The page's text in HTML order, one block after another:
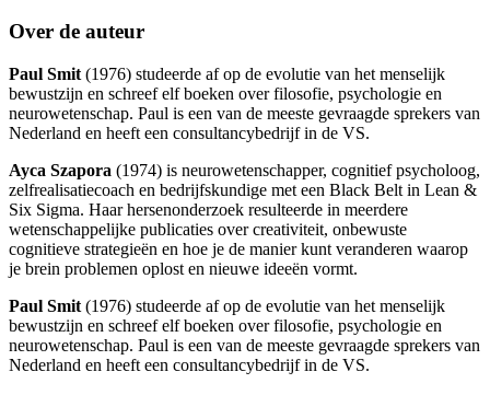
Over de auteur
Paul Smit (1976) studeerde af op de evolutie van het menselijk
bewustzijn en schreef elf boeken over filosofie, psychologie en
neurowetenschap. Paul is een van de meeste gevraagde sprekers van
Nederland en heeft een consultancybedrijf in de VS.
Ayca Szapora (1974) is neurowetenschapper, cognitief psycholoog,
zelfrealisatiecoach en bedrijfskundige met een Black Belt in Lean &
Six Sigma. Haar hersenonderzoek resulteerde in meerdere
wetenschappelijke publicaties over creativiteit, onbewuste
cognitieve strategieën en hoe je de manier kunt veranderen waarop
je brein problemen oplost en nieuwe ideeën vormt.
Paul Smit (1976) studeerde af op de evolutie van het menselijk
bewustzijn en schreef elf boeken over filosofie, psychologie en
neurowetenschap. Paul is een van de meeste gevraagde sprekers van
Nederland en heeft een consultancybedrijf in de VS.